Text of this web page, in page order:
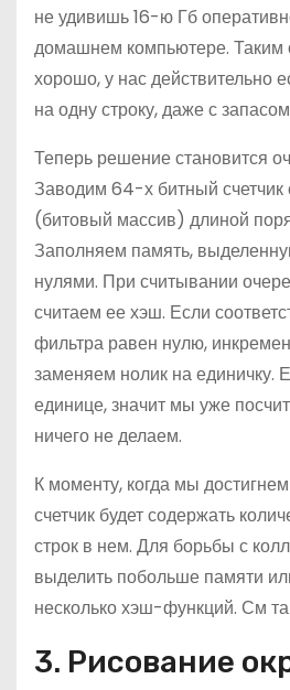
не удивишь 16-ю Гб
домашнем компьютере. Таким
хорошо, у нас действительно
на одну строку, даже с
Теперь решение становится
Заводим 64-х битный счетчик
(битовый массив) длиной
Заполняем память,
нулями. При считывании
считаем ее хэш. Если
фильтра равен нулю,
заменяем нолик на единичку.
единице, значит мы уже
ничего не делаем.
К моменту, когда мы
счетчик будет содержать
строк в нем. Для борьбы с
выделить побольше памяти
несколько хэш-функций. См
3. Рисование